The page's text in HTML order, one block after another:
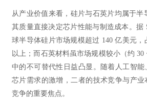
从产业价值来看，硅片与石英片均属于半
其质量直接决定芯片性能与制造成本。据
球半导体硅片市场规模超过 140 亿美元
以上；而石英材料虽市场规模较小（约
中的不可替代性日益凸显。随着人工智
芯片需求的激增，二者的技术竞争与产
竞争的重要焦点。